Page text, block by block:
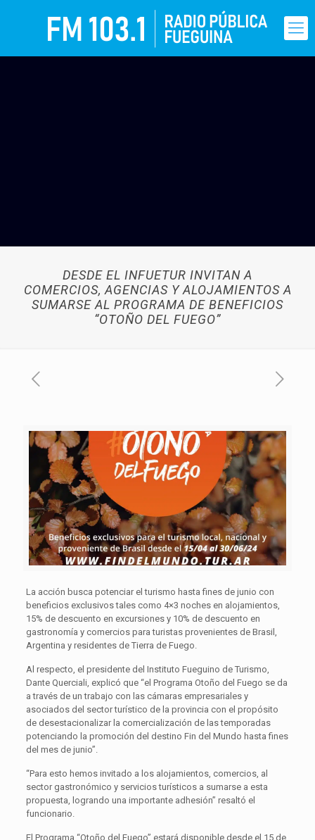
DESDE EL INFUETUR INVITAN A
COMERCIOS, AGENCIAS Y ALOJAMIENTOS A
SUMARSE AL PROGRAMA DE BENEFICIOS
“OTOÑO DEL FUEGO”
La acción busca potenciar el turismo hasta fines de junio con
beneficios exclusivos tales como 4×3 noches en alojamientos,
15% de descuento en excursiones y 10% de descuento en
gastronomía y comercios para turistas provenientes de Brasil,
Argentina y residentes de Tierra de Fuego.
Al respecto, el presidente del Instituto Fueguino de Turismo,
Dante Querciali, explicó que “el Programa Otoño del Fuego se da
a través de un trabajo con las cámaras empresariales y
asociados del sector turístico de la provincia con el propósito
de desestacionalizar la comercialización de las temporadas
potenciando la promoción del destino Fin del Mundo hasta fines
del mes de junio”.
“Para esto hemos invitado a los alojamientos, comercios, al
sector gastronómico y servicios turísticos a sumarse a esta
propuesta, logrando una importante adhesión” resaltó el
funcionario.
El Programa “Otoño del Fuego” estará disponible desde el 15 de